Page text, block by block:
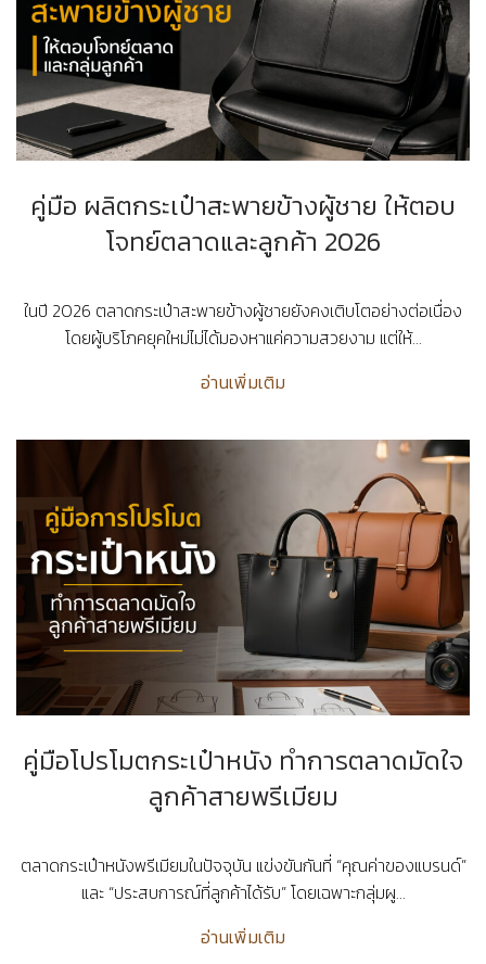
คู่มือ ผลิตกระเป๋าสะพายข้างผู้ชาย ให้ตอบ
โจทย์ตลาดและลูกค้า 2026
ในปี 2026 ตลาดกระเป๋าสะพายข้างผู้ชายยังคงเติบโตอย่างต่อเนื่อง
โดยผู้บริโภคยุคใหม่ไม่ได้มองหาแค่ความสวยงาม แต่ให้...
อ่านเพิ่มเติม
คู่มือโปรโมตกระเป๋าหนัง ทำการตลาดมัดใจ
ลูกค้าสายพรีเมียม
ตลาดกระเป๋าหนังพรีเมียมในปัจจุบัน แข่งขันกันที่ “คุณค่าของแบรนด์”
และ “ประสบการณ์ที่ลูกค้าได้รับ” โดยเฉพาะกลุ่มผู...
อ่านเพิ่มเติม